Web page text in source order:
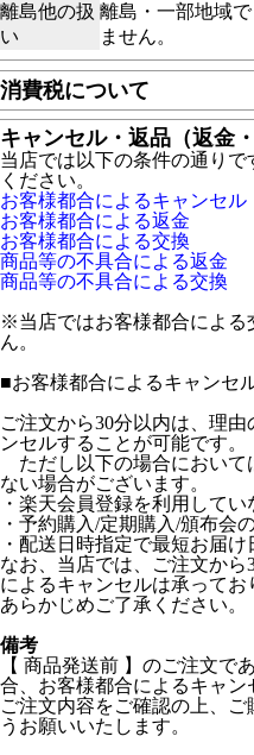
離島他の扱
い
離島・一部地域
ません。
消費税について
キャンセル・返品（返金
当店では以下の条件の通り
ください。
お客様都合によるキャンセル
お客様都合による返金
お客様都合による交換
商品等の不具合による返金
商品等の不具合による交換
※当店ではお客様都合による
ん。
■お客様都合によるキャンセ
ご注文から30分以内は、理
ンセルすることが可能です。
ただし以下の場合において
ない場合がございます。
・楽天会員登録を利用してい
・予約購入/定期購入/頒布会
・配送日時指定で最短お届
なお、当店では、ご注文か
によるキャンセルは承ってお
あらかじめご了承ください。
備考
【 商品発送前 】のご注文で
合、お客様都合によるキャン
ご注文内容をご確認の上、
うお願いいたします。